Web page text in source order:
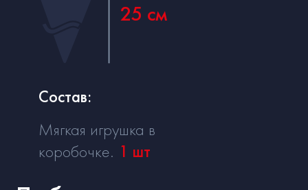
25 см
Состав:
Мягкая игрушка в
коробочке. 1 шт